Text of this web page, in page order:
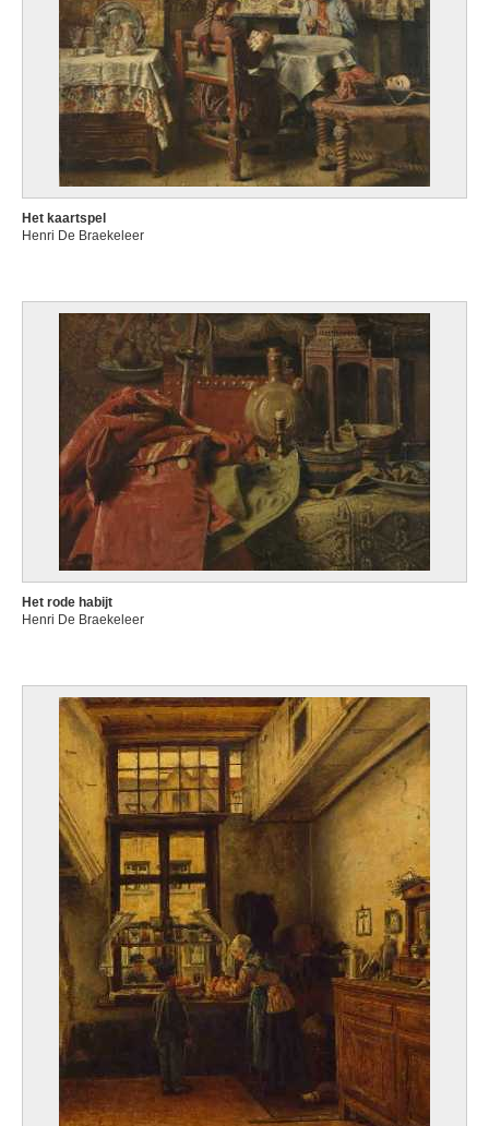
Het kaartspel
Henri De Braekeleer
Het rode habijt
Henri De Braekeleer